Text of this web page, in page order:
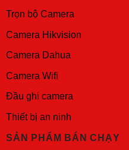
Trọn bộ Camera
Camera Hikvision
Camera Dahua
Camera Wifi
Đầu ghi camera
Thiết bị an ninh
SẢN PHẨM BÁN CHẠY